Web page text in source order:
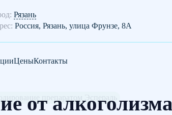
Рязань
Россия, Рязань, улица Фрунзе, 8А
ЦеныКонтакты
от алкоголизма